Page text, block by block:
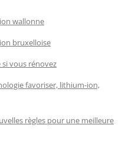
wallonne
bruxelloise
si vous rénovez
favoriser, lithium-ion,
règles pour une meilleure